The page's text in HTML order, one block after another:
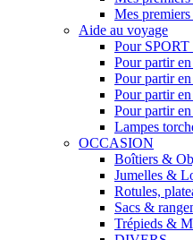
Mes
Aide au voyage
Pour
Pour partir
Pour partir
Pour partir
Pour partir
Lampes
OCCASION
Boîtiers &
Jumelles &
Rotules,
Sacs &
Trépieds &